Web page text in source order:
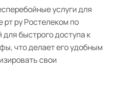
услуги для
ру Ростелеком по
быстрого доступа к
что делает его удобным
свои